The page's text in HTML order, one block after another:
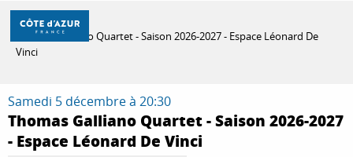
Aller
contenu
À FAIRE
Accueil
Thomas Galliano Quartet - Saison 2026-2027 - Espace Léonard De
Vinci
Samedi 5 décembre à 20:30
Thomas Galliano Quartet - Saison 2026-2027
- Espace Léonard De Vinci